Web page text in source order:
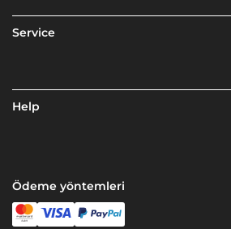
Service
Help
Ödeme yöntemleri